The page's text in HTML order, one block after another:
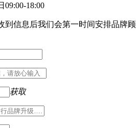
18:00
到信息后我们会第一时间安排品牌顾
获取